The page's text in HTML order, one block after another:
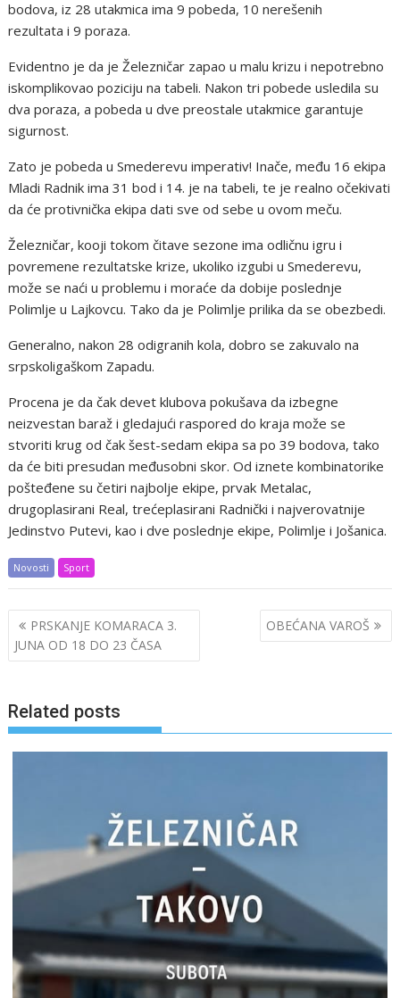
bodova, iz 28 utakmica ima 9 pobeda, 10 nerešenih
rezultata i 9 poraza.
Evidentno je da je Železničar zapao u malu krizu i nepotrebno
iskomplikovao poziciju na tabeli. Nakon tri pobede usledila su
dva poraza, a pobeda u dve preostale utakmice garantuje
sigurnost.
Zato je pobeda u Smederevu imperativ! Inače, među 16 ekipa
Mladi Radnik ima 31 bod i 14. je na tabeli, te je realno očekivati
da će protivnička ekipa dati sve od sebe u ovom meču.
Železničar, kooji tokom čitave sezone ima odličnu igru i
povremene rezultatske krize, ukoliko izgubi u Smederevu,
može se naći u problemu i moraće da dobije poslednje
Polimlje u Lajkovcu. Tako da je Polimlje prilika da se obezbedi.
Generalno, nakon 28 odigranih kola, dobro se zakuvalo na
srpskoligaškom Zapadu.
Procena je da čak devet klubova pokušava da izbegne
neizvestan baraž i gledajući raspored do kraja može se
stvoriti krug od čak šest-sedam ekipa sa po 39 bodova, tako
da će biti presudan međusobni skor. Od iznete kombinatorike
pošteđene su četiri najbolje ekipe, prvak Metalac,
drugoplasirani Real, trećeplasirani Radnički i najverovatnije
Jedinstvo Putevi, kao i dve poslednje ekipe, Polimlje i Jošanica.
Novosti Sport
Post
navigation
PRSKANJE KOMARACA 3.
JUNA OD 18 DO 23 ČASA
OBEĆANA VAROŠ
Related posts